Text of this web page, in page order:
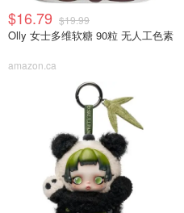
$16.79 $19.99
Olly 女士多维软糖 90粒 无人工色素
amazon.ca